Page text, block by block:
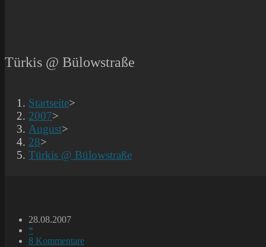
Türkis @ Bülowstraße
Startseite>
2007>
August>
28>
Türkis @ Bülowstraße
Beitrag
veröffentlicht:
28.08.2007
Beitrags-
Kategorie:
*
Beitrags-
8 Kommentare